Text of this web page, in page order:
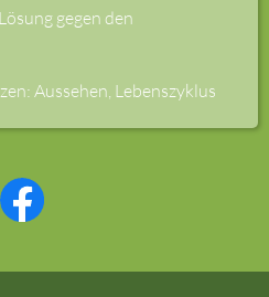
gegen den
Aussehen, Lebenszyklus